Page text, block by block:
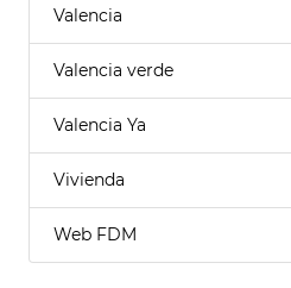
Valencia
Valencia verde
Valencia Ya
Vivienda
Web FDM